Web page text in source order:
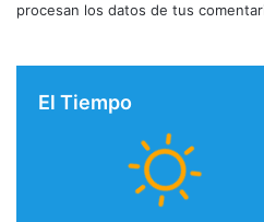
procesan los datos de tus
El Tiempo